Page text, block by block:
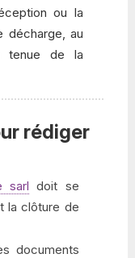
ou la
décharge, au
tenue de la
rédiger
sarl doit se
la clôture de
documents